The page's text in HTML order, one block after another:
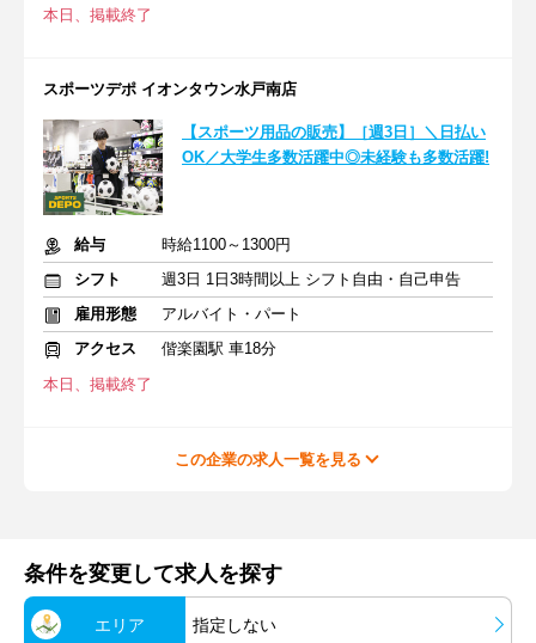
本日、掲載終了
スポーツデポ イオンタウン水戸南店
【スポーツ用品の販売】［週3日］＼日払い
OK／大学生多数活躍中◎未経験も多数活躍!
給与
時給1100～1300円
シフト
週3日 1日3時間以上 シフト自由・自己申告
雇用形態
アルバイト・パート
アクセス
偕楽園駅 車18分
本日、掲載終了
この企業の求人一覧を見る
条件を変更して求人を探す
エリア 指定しない